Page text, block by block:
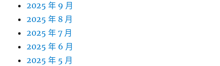
2025 年 9 月
2025 年 8 月
2025 年 7 月
2025 年 6 月
2025 年 5 月